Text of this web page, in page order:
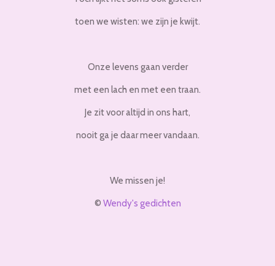
toen we wisten: we zijn je kwijt.
Onze levens gaan verder
met een lach en met een traan.
Je zit voor altijd in ons hart,
nooit ga je daar meer vandaan.
We missen je!
© Wendy's gedichten